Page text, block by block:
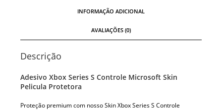
INFORMAÇÃO ADICIONAL
AVALIAÇÕES (0)
Descrição
Adesivo Xbox Series S Controle Microsoft Skin
Pelicula Protetora
Proteção premium com nosso Skin Xbox Series S Controle